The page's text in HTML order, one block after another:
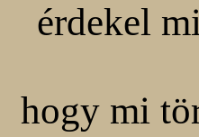
érdekel
hogy mi